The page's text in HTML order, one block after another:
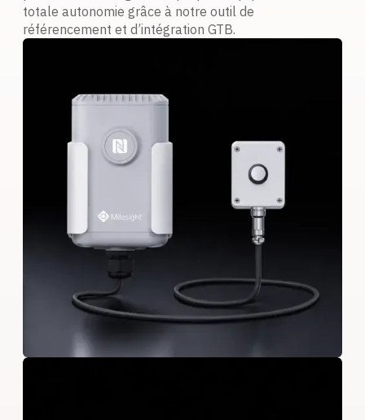
totale autonomie grâce à notre outil de
référencement et d’intégration GTB.